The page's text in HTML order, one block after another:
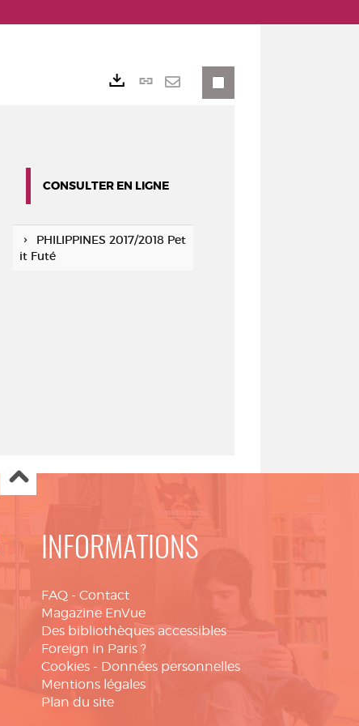
Lien
CONSULTER EN LIGNE
PHILIPPINES 2017/2018 Pet
it Futé
INFORMATIONS
FAQ - Contact
Magazine EnVue
Des bibliothèques accessibles
Foreign in Paris ?
Cookies - Données personnelles
Mentions légales
Plan du site